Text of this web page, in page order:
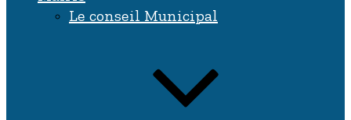
Le conseil Municipal